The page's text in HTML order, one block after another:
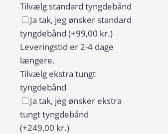
Tilvælg standard tyngdebånd
Ja tak, jeg ønsker standard
tyngdebånd (+99,00 kr.)
Leveringstid er 2-4 dage
længere.
Tilvælg ekstra tungt
tyngdebånd
Ja tak, jeg ønsker ekstra
tungt tyngdebånd
(+249,00 kr.)